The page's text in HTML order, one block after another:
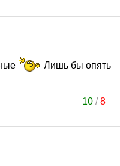
Лишь бы опять
10 /8